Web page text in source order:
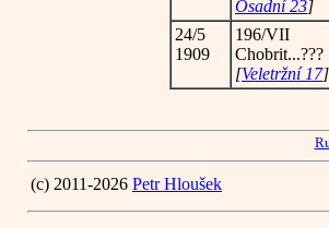
Osadní 23]
24/5
1909
196/VII
Chobrit...???
[Veletržní 17]
(c) 2011-2026 Petr Hloušek